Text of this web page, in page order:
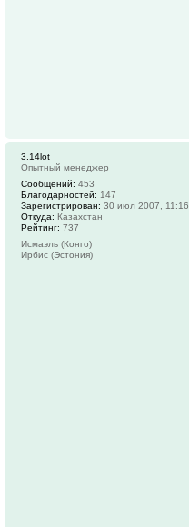
3,14lot
Опытный менеджер
Сообщений: 453
Благодарностей: 147
Зарегистрирован: 30 июл 2007, 11:16
Откуда: Казахстан
Рейтинг: 737
Исмаэль (Конго)
Ирбис (Эстония)